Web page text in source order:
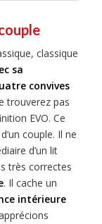
classique
sa
convives
trouverez pas
EVO. Ce
couple. Il ne
d’un lit
très correctes
. Il cache un
intérieure